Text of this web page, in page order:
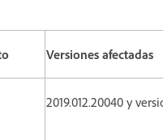
Versiones afectadas
2019.012.20040 y